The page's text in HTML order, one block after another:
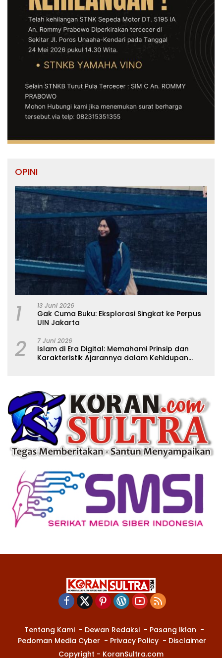
OPINI
1 13 Juni 2026
Gak Cuma Buku: Eksplorasi Singkat ke Perpus
UIN Jakarta
2 7 Juni 2026
Islam di Era Digital: Memahami Prinsip dan
Karakteristik Ajarannya dalam Kehidupan
Tentang Kami Dewan Redaksi
Pasang Iklan
Pedoman Media Cyber
Privacy Policy
Disclaimer
Copyright - KoranSultra.com